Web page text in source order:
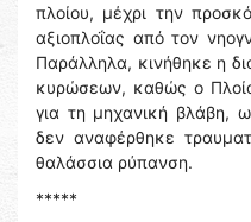
πλοίου, μέχρι την
αξιοπλοΐας από τον
Παράλληλα, κινήθηκε η
κυρώσεων, καθώς ο
για τη μηχανική βλάβη,
δεν αναφέρθηκε
θαλάσσια ρύπανση.
*****